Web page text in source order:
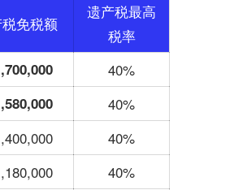
免税额
遗产税最高
税率
40%
40%
40%
40%